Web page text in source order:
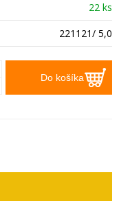
22 ks
221121/ 5,0
Do košíka